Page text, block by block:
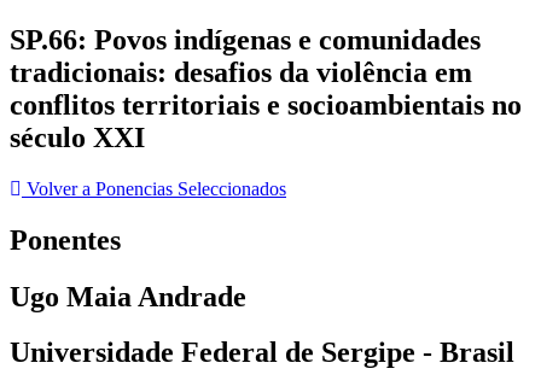
SP.66: Povos indígenas e comunidades
tradicionais: desafios da violência em
conflitos territoriais e socioambientais no
século XXI
Volver a Ponencias Seleccionados
Ponentes
Ugo Maia Andrade
Universidade Federal de Sergipe - Brasil